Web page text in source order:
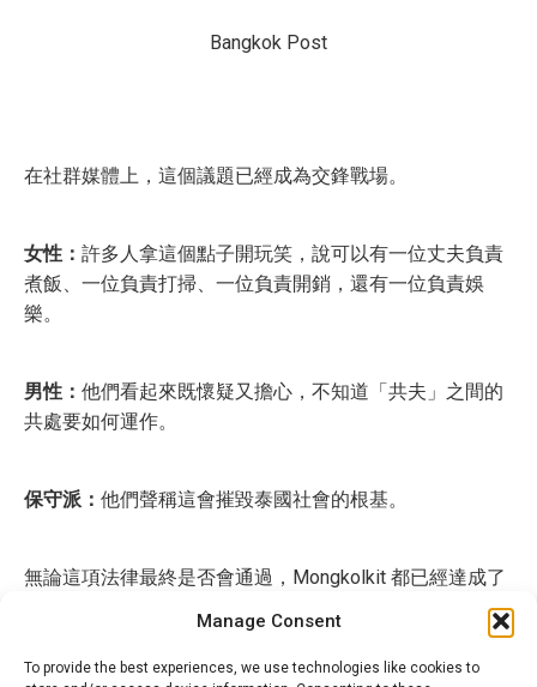
Manage Consent
To provide the best experiences, we use technologies like cookies to
Bangkok Post
在社群媒體上，這個議題已經成為交鋒戰場。
女性： 許多人拿這個點子開玩笑，說可以有一位丈夫負責
煮飯、一位負責打掃、一位負責開銷，還有一位負責娛
樂。
男性： 他們看起來既懷疑又擔心，不知道「共夫」之間的
共處要如何運作。
保守派： 他們聲稱這會摧毀泰國社會的根基。
無論這項法律最終是否會通過，Mongkolkit 都已經達成了